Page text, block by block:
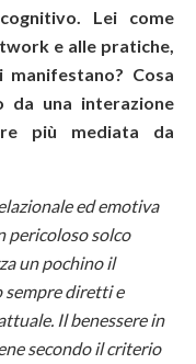
Lei come
e alle pratiche,
manifestano? Cosa
da una interazione
più mediata da
ed emotiva
pericoloso solco
un pochino il
sempre diretti e
Il benessere in
secondo il criterio